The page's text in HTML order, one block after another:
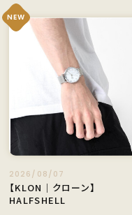
NEW
2026/08/07
【KLON｜クローン】
HALFSHELL